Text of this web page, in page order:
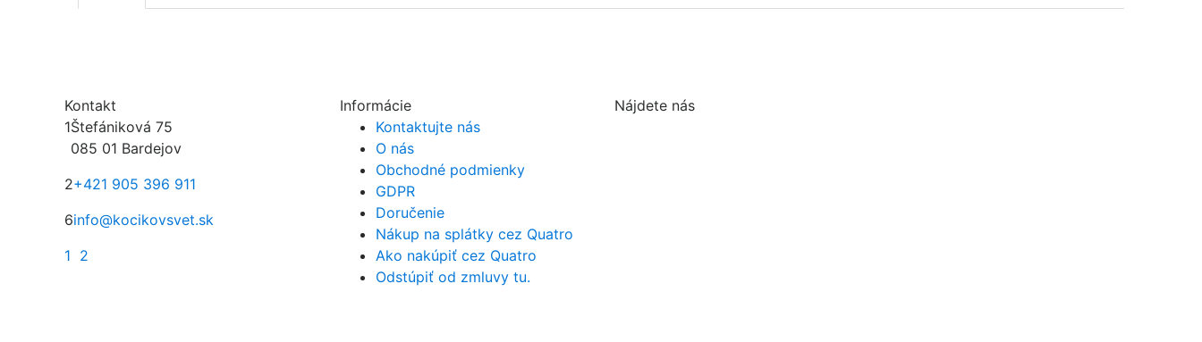
Kontakt
1Štefániková 75
085 01 Bardejov
2+421 905 396 911
6info@kocikovsvet.sk
1 2
Informácie
Kontaktujte nás
O nás
Obchodné podmienky
GDPR
Doručenie
Nákup na splátky cez Quatro
Ako nakúpiť cez Quatro
Odstúpiť od zmluvy tu.
Nájdete nás